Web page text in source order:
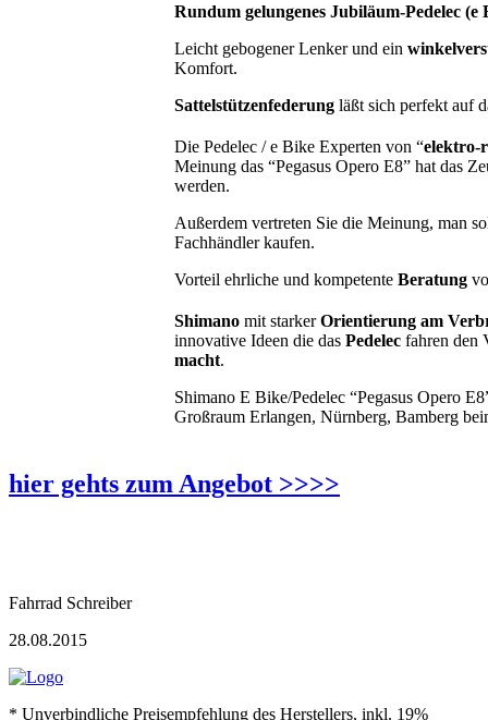
Rundum gelungenes Jubiläum-Pedelec (e
Leicht gebogener Lenker und ein
Komfort.
Sattelstützenfederung läßt sich perfekt auf
Die Pedelec / e Bike Experten von “elektro-
Meinung das “Pegasus Opero E8” hat das
werden.
Außerdem vertreten Sie die Meinung, man
Fachhändler kaufen.
Vorteil ehrliche und kompetente Beratung
Shimano mit starkerOrientierung am
innovative Ideen die das Pedelec fahren den
macht.
Shimano E Bike/Pedelec “Pegasus Opero
Großraum Erlangen, Nürnberg, Bamberg
hier gehts zum Angebot >>>>
Fahrrad Schreiber
28.08.2015
* Unverbindliche Preisempfehlung des Herstellers, inkl. 19%